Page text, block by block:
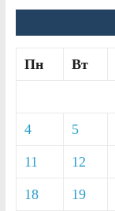
Пн Вт
4 5
11 12
18 19